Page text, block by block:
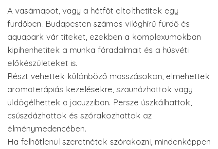
A vasárnapot, vagy a hétfőt eltölthetitek egy
fürdőben. Budapesten számos világhírű fürdő és
aquapark vár titeket, ezekben a komplexumokban
kipihenhetitek a munka fáradalmait és a húsvéti
előkészületeket is.
Részt vehettek különböző masszásokon, elmehettek
aromaterápiás kezelésekre, szaunázhattok vagy
üldögélhettek a jacuzziban. Persze úszkálhattok,
csúszdázhattok és szórakozhattok az
élménymedencében.
Ha felhőtlenül szeretnétek szórakozni, mindenképpen